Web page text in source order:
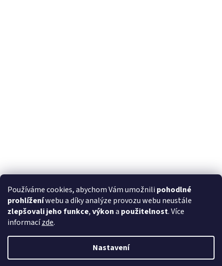
Používáme cookies, abychom Vám umožnili pohodlné
prohlíženíwebu a díky analýze provozu webu neustále
zlepšovali jeho funkce,výkona použitelnost. Více
informacízde.
Nastavení